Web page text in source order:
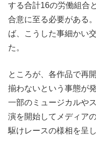
する合計16の労働組合
合意に至る必要がある
ば、こうした事細かい
た。
ところが、各作品で再
揃わないという事態が発
一部のミュージカルや
演を開始してメディア
駆けレースの様相を呈